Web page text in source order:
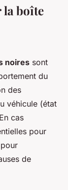
la boîte
noires sont
du
des
véhicule (état
cas
pour
de